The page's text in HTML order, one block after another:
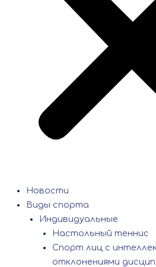
Новости
Виды спорта
Индивидуальные
Настольный теннис
Спорт лиц с
отклонениями